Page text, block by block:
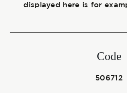
displayed here is for
Code
506712
Start
NEWS